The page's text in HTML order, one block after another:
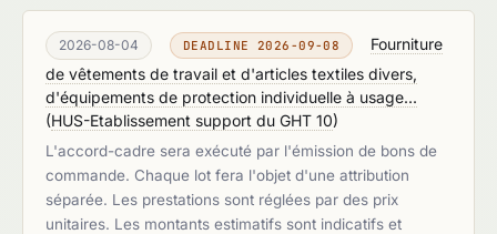
2026-08-04 DEADLINE 2026-09-08
Fourniture
de vêtements de travail et d'articles textiles divers,
d'équipements de protection individuelle à usage...
(HUS-Etablissement support du GHT 10)
L'accord-cadre sera exécuté par l'émission de bons de
commande. Chaque lot fera l'objet d'une attribution
séparée. Les prestations sont réglées par des prix
unitaires. Les montants estimatifs sont indicatifs et